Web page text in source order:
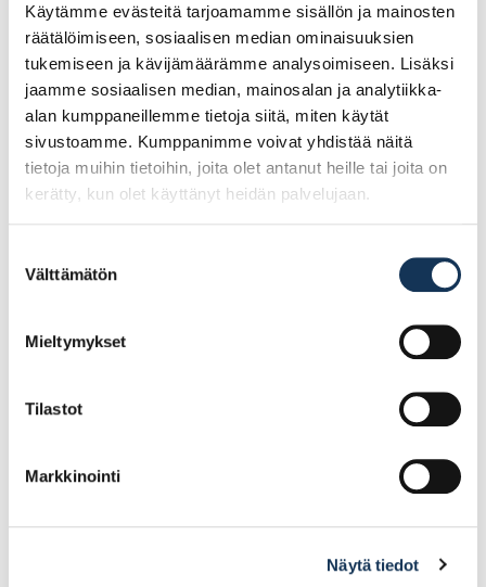
Käytämme evästeitä tarjoamamme sisällön ja mainosten
räätälöimiseen, sosiaalisen median ominaisuuksien
tukemiseen ja kävijämäärämme analysoimiseen. Lisäksi
jaamme sosiaalisen median, mainosalan ja analytiikka-
alan kumppaneillemme tietoja siitä, miten käytät
sivustoamme. Kumppanimme voivat yhdistää näitä
tietoja muihin tietoihin, joita olet antanut heille tai joita on
kerätty, kun olet käyttänyt heidän palvelujaan.
valinta
Välttämätön
Mieltymykset
Tilastot
Markkinointi
Näytä tiedot
55.38€ /kpl(alv. 0%)